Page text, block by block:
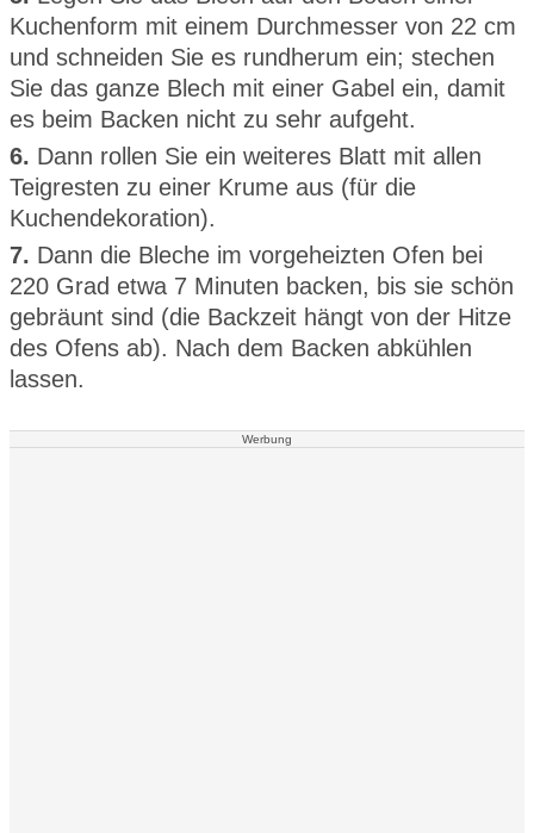
Kuchenform mit einem Durchmesser von 22 cm
und schneiden Sie es rundherum ein; stechen
Sie das ganze Blech mit einer Gabel ein, damit
es beim Backen nicht zu sehr aufgeht.
6. Dann rollen Sie ein weiteres Blatt mit allen
Teigresten zu einer Krume aus (für die
Kuchendekoration).
7. Dann die Bleche im vorgeheizten Ofen bei
220 Grad etwa 7 Minuten backen, bis sie schön
gebräunt sind (die Backzeit hängt von der Hitze
des Ofens ab). Nach dem Backen abkühlen
lassen.
Werbung